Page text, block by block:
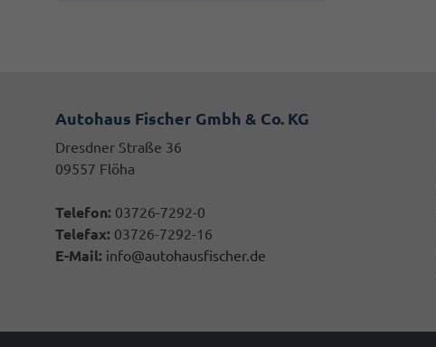
Autohaus Fischer Gmbh & Co. KG
Dresdner Straße 36
09557 Flöha
Telefon: 03726-7292-0
Telefax: 03726-7292-16
E-Mail: info@autohausfischer.de